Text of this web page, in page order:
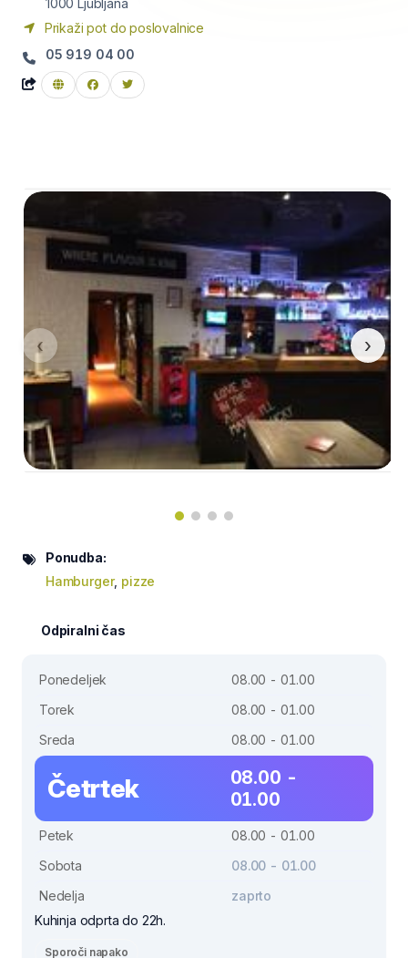
1000 Ljubljana
Prikaži pot do poslovalnice
05 919 04 00
‹ ›
Ponudba:
Hamburger, pizze
Odpiralni čas
Ponedeljek
08.00 - 01.00
Torek
08.00 - 01.00
Sreda
08.00 - 01.00
Četrtek
08.00 -
01.00
Petek
08.00 - 01.00
Sobota
08.00 - 01.00
Nedelja
zaprto
Kuhinja odprta do 22h.
Sporoči napako